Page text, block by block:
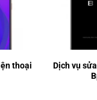
thoại
Dịch vụ